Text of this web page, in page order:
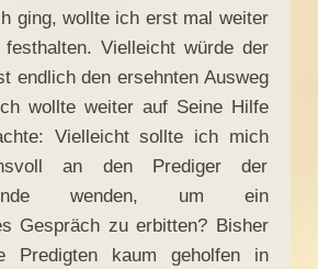
ging, wollte ich erst mal weiter
Vielleicht würde der
endlich den ersehnten Ausweg
wollte weiter auf Seine Hilfe
Vielleicht sollte ich mich
an den Prediger der
wenden, um ein
Gespräch zu erbitten? Bisher
Predigten kaum geholfen in